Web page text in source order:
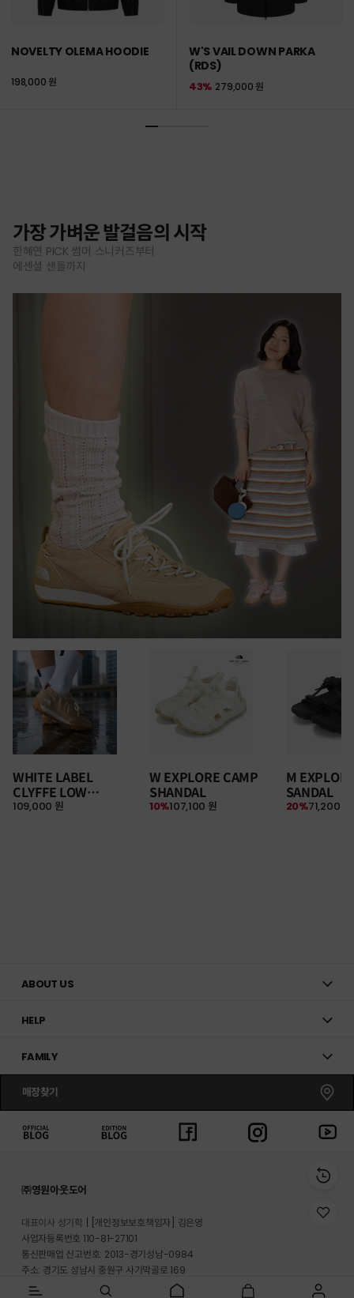
NOVELTY OLEMA HOODIE
198,000 원
W'S VAIL DOWN PARKA
(RDS)
279,000 원
43%
가장 가벼운 발걸음의 시작
한혜연 PICK 썸머 스니커즈부터
에센셜 샌들까지
WHITE LABEL
CLYFFE LOW
SNEAKERS
109,000 원
W EXPLORE CAMP
SHANDAL
107,100 원
10%
M
SANDAL
71,200 원
20%
ABOUT US
HELP
FAMILY
매장찾기
㈜영원아웃도어
대표이사 성기학
[개인정보보호책임자] 김은영
사업자등록번호 110-81-27101
통신판매업 신고번호: 2013-경기성남-0984
주소: 경기도 성남시 중원구 사기막골로 169
반송지 주소 : 경기도 이천시 마장면 프리미엄 아울렛로 33-20
위
이